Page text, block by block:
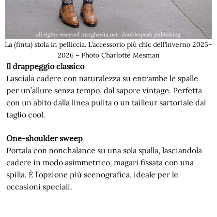
La (finta) stola in pelliccia. L’accessorio più chic dell’inverno 2025–
2026 – Photo Charlotte Mesman
Il drappeggio classico
Lasciala cadere con naturalezza su entrambe le spalle
per un’allure senza tempo, dal sapore vintage. Perfetta
con un abito dalla linea pulita o un tailleur sartoriale dal
taglio cool.
One-shoulder sweep
Portala con nonchalance su una sola spalla, lasciandola
cadere in modo asimmetrico, magari fissata con una
spilla. È l’opzione più scenografica, ideale per le
occasioni speciali.